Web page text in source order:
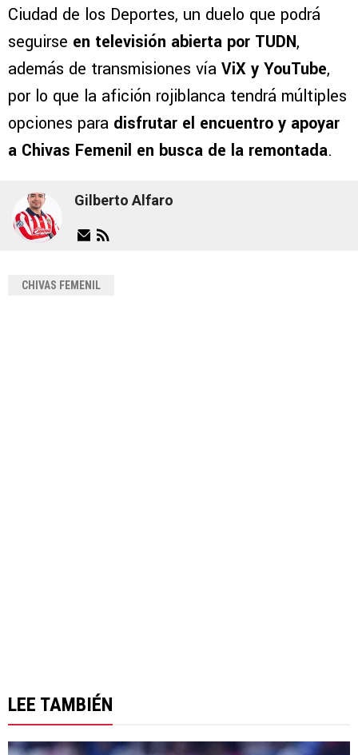
Ciudad de los Deportes, un duelo que podrá
seguirse en televisión abierta por TUDN,
además de transmisiones vía ViX y YouTube,
por lo que la afición rojiblanca tendrá múltiples
opciones para disfrutar el encuentro y apoyar
a Chivas Femenil en busca de la remontada.
Gilberto Alfaro
CHIVAS FEMENIL
LEE TAMBIÉN